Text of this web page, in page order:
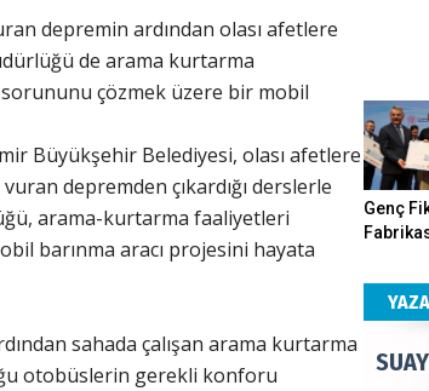
depremin ardından olası afetlere
de arama kurtarma
çözmek üzere bir mobil
Büyükşehir Belediyesi, olası afetlere
depremden çıkardığı derslerle
arama-kurtarma faaliyetleri
barınma aracı projesini hayata
sahada çalışan arama kurtarma
otobüslerin gerekli konforu
Genç
ALI